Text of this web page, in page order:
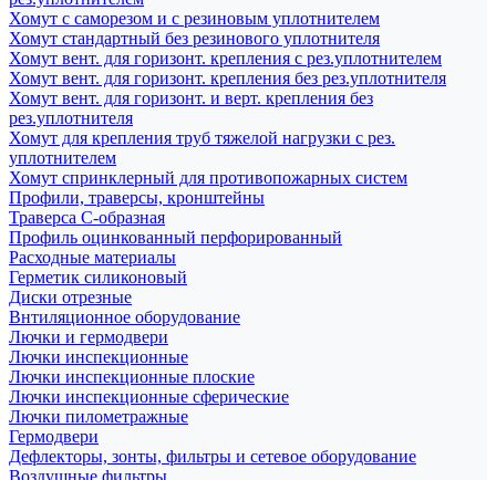
Хомут с саморезом и с резиновым уплотнителем
Хомут стандартный без резинового уплотнителя
Хомут вент. для горизонт. крепления с рез.уплотнителем
Хомут вент. для горизонт. крепления без рез.уплотнителя
Хомут вент. для горизонт. и верт. крепления без
рез.уплотнителя
Хомут для крепления труб тяжелой нагрузки с рез.
уплотнителем
Хомут спринклерный для противопожарных систем
Профили, траверсы, кронштейны
Траверса С-образная
Профиль оцинкованный перфорированный
Расходные материалы
Герметик силиконовый
Диски отрезные
Внтиляционное оборудование
Лючки и гермодвери
Лючки инспекционные
Лючки инспекционные плоские
Лючки инспекционные сферические
Лючки пилометражные
Гермодвери
Дефлекторы, зонты, фильтры и сетевое оборудование
Воздушные фильтры